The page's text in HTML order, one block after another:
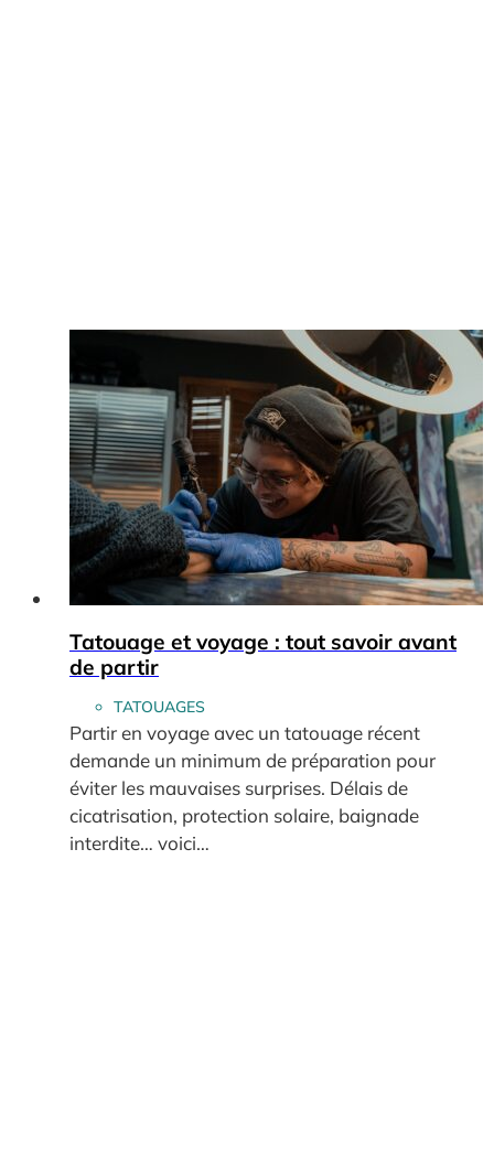
Tatouage et voyage : tout savoir avant
de partir
TATOUAGES
Partir en voyage avec un tatouage récent
demande un minimum de préparation pour
éviter les mauvaises surprises. Délais de
cicatrisation, protection solaire, baignade
interdite… voici…